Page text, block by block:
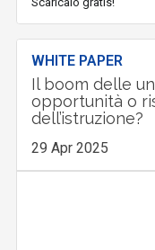
WHITE PAPER
Il boom delle
opportunità o
dell’istruzione?
29 Apr 2025